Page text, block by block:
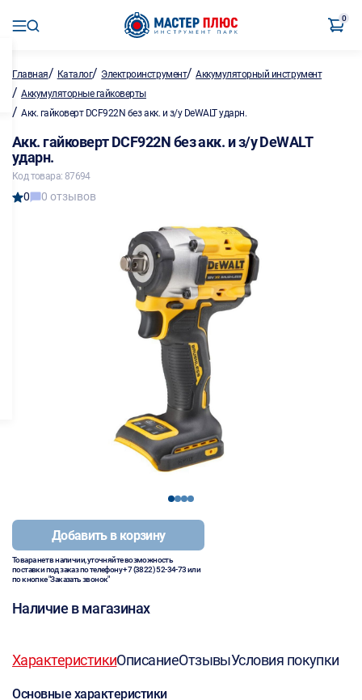
0
Главная/ Каталог/ Электроинструмент/Аккумуляторный инструмент
/ Аккумуляторные гайковерты
/ Акк. гайковерт DCF922N без акк. и з/у DeWALT ударн.
Акк. гайковерт DCF922N без акк. и з/у DeWALT
ударн.
Код товара: 87694
0 0 отзывов
1234
Добавить в корзину
Товара нет в наличии, уточняйте возможность
поставки под заказ по телефону+7 (3822) 52-34-73или
по кнопке "Заказать звонок"
Наличие в магазинах
ХарактеристикиОписаниеОтзывыУсловия покупки
Основные характеристики